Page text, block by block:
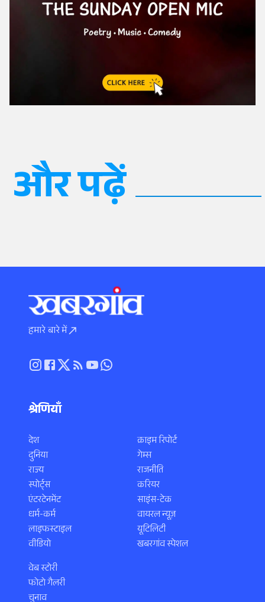
और पढ़ें
हमारे बारे में
श्रेणियाँ
देश
दुनिया
राज्य
स्पोर्ट्स
एंटरटेनमेंट
धर्म-कर्म
लाइफस्टाइल
वीडियो
क्राइम रिपोर्ट
गेम्स
राजनीति
करियर
साइंस-टेक
वायरल न्यूज़
यूटिलिटी
खबरगांव स्पेशल
वेब स्टोरी
फोटो गैलरी
चुनाव